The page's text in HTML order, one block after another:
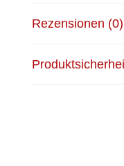
Rezensionen (0)